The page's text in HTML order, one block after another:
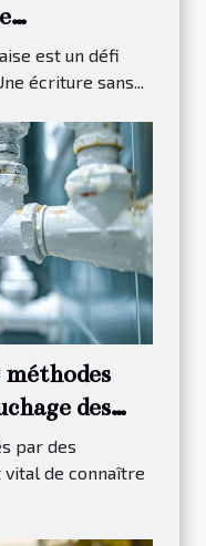
est un défi
écriture sans...
des
par des
de connaître